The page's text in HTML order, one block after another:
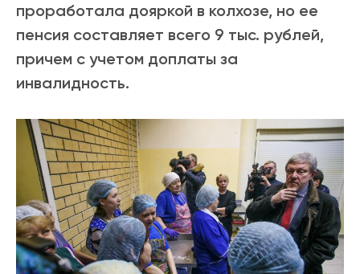
проработала дояркой в колхозе, но ее
пенсия составляет всего 9 тыс. рублей,
причем с учетом доплаты за
инвалидность.